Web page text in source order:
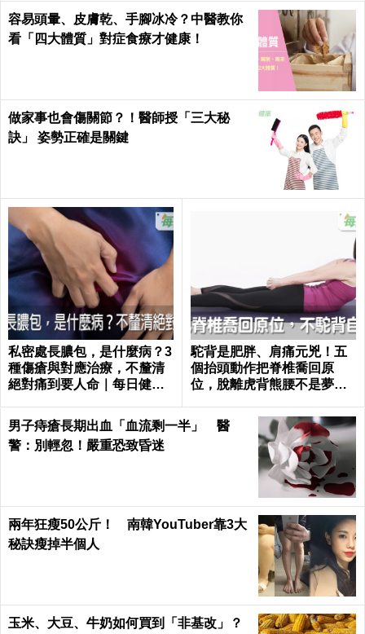
容易頭暈、皮膚乾、手腳冰冷？中醫教你
看「四大體質」對症食療才健康！
做家事也會傷關節？！醫師授「三大秘
訣」 姿勢正確是關鍵
私密處長膿包，是什麼病？3
種傷瘡與對應治療，不釐清
絕對痛到要人命｜每日健康
駝背是肥胖、肩痛元兇！五
個抬頭動作把脊椎喬回原
位，脫離虎背熊腰不是夢｜
男子痔瘡長期出血「血流剩一半」 醫
警：別輕忽！嚴重恐致昏迷
兩年狂瘦50公斤！ 南韓YouTuber靠3大
秘訣瘦掉半個人
玉米、大豆、牛奶如何買到「非基改」？